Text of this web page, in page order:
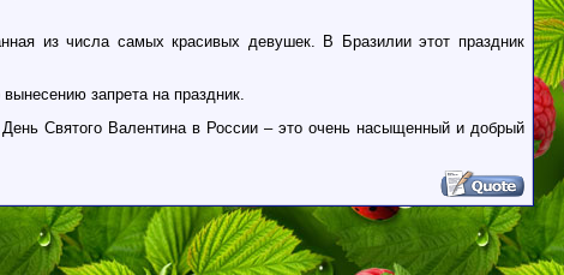
из числа самых красивых девушек. В Бразилии этот праздник
запрета на праздник.
Святого Валентина в России – это очень насыщенный и добрый